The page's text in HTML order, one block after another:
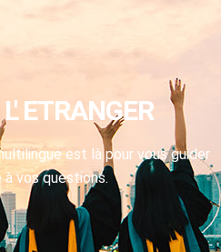
ETRANGER
est là pour vous guider
vos questions.